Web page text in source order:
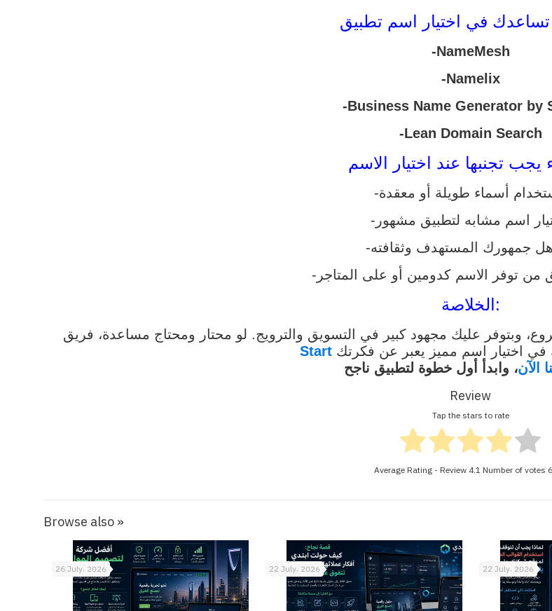
-NameMesh
-Namelix
-Business Name Generator by
-Lean Domain Search
الخلاصة:
وبتوفر عليك مجهود كبير في التسويق والترويج. لو محتار ومحتاج مساعدة، فريق
Start
الآن
Review
Tap the stars to rate
Average Rating - Review 4.1 Number of votes
Browse also »
26 July، 2026 22 July، 2026 22 July، 2026